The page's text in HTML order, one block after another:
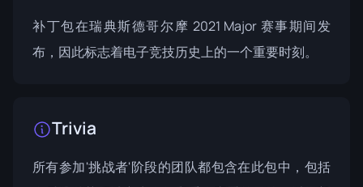
补丁包在瑞典斯德哥尔摩 2021 Major 赛事期间发
布，因此标志着电子竞技历史上的一个重要时刻。
Trivia
所有参加'挑战者'阶段的团队都包含在此包中，包括